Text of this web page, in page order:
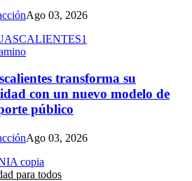
Ago 03, 2026
transforma su
con un nuevo modelo de
público
Ago 03, 2026
para todos